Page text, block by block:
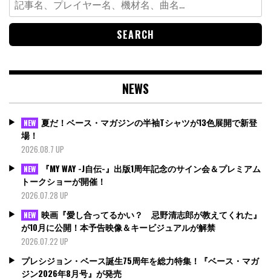
for:
NEWS
NEW 夏だ！ベース・マガジンの半袖Tシャツが13色展開で新登
場！
2026.08.7 UP
NEW
『MY WAY -J自伝-』出版1周年記念のサイン会＆プレミアム
トークショーが開催！
2026.07.28 UP
NEW 映画『愛し合ってるかい？ 忌野清志郎が教えてくれた』
が10月に公開！本予告映像＆キービジュアルが解禁
2026.07.22 UP
プレシジョン・ベース誕生75周年を総力特集！『ベース・マガ
ジン2026年8月号』が発売